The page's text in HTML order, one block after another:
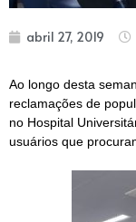
abril 27, 2019
Ao longo desta
reclamações de
no Hospital
usuários que